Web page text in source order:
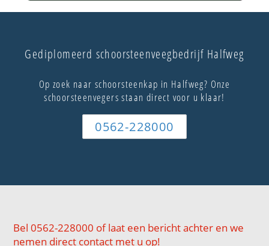
Gediplomeerd schoorsteenveegbedrijf Halfweg
Op zoek naar schoorsteenkap in Halfweg? Onze
schoorsteenvegers staan direct voor u klaar!
0562-228000
Bel 0562-228000 of laat een bericht achter en we
nemen direct contact met u op!